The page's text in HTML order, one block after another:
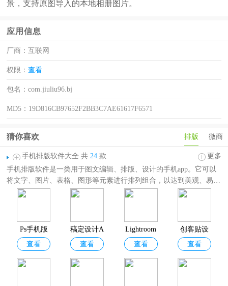
景，支持原图导入的本地相册图片。
应用信息
厂商： 互联网
权限：查看
包名：com.jiuliu96.bj
MD5： 19D816CB97652F2BB3C7AE61617F6571
排版 微商
猜你喜欢
手机排版软件大全 共 24 款
更多
‌手机排版软件是一类用于图文编辑、排版、设计的手机app。‌它可以
将文字、图片、表格、图形等元素进行排列组合，以达到美观、易
读、易理解的效果。无论是制作社交媒体帖子、设计精美的海报，还
设计app、ps软件手机版、Lightroom手机版、秀米编辑器手机版、简
篇app等，这些软件不仅限于排版，还包含强大的图片编辑功能，助
你在内容创作的每个环节都游刃有余。
Ps手机版
查看
稿定设计A
pp
查看
Lightroom
中文免费
版
查看
创客贴设
计
查看